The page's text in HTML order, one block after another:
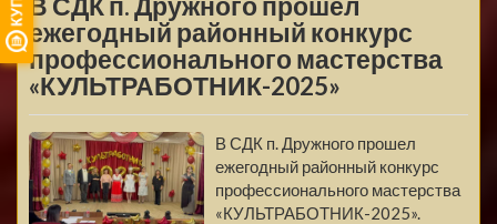
ПОСЕЛЕНИЯ
В СДК п. Дружного прошел
ежегодный районный конкурс
профессионального мастерства
«КУЛЬТРАБОТНИК-2025»
В СДК п. Дружного прошел
ежегодный районный конкурс
профессионального мастерства
«КУЛЬТРАБОТНИК-2025».